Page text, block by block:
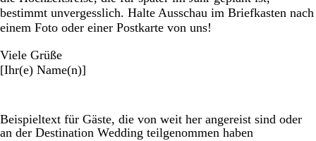
bestimmt unvergesslich. Halte Ausschau im Briefkasten nach
einem Foto oder einer Postkarte von uns!
Viele Grüße
[Ihr(e) Name(n)]
Beispieltext für Gäste, die von weit her angereist sind oder
an der Destination Wedding teilgenommen haben